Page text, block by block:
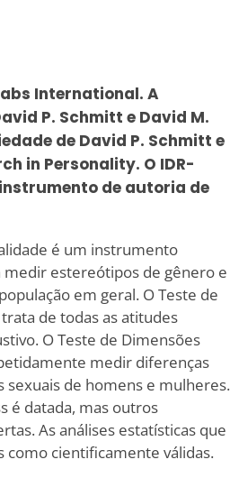
International. A
P. Schmitt e David M.
de David P. Schmitt e
in Personality. O IDR-
de autoria de
é um instrumento
estereótipos de gênero e
em geral. O Teste de
de todas as atitudes
O Teste de Dimensões
medir diferenças
de homens e mulheres.
é datada, mas outros
As análises estatísticas que
cientificamente válidas.